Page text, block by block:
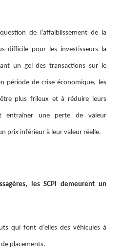
de l’affaiblissement de la
difficile pour les investisseurs la
un gel des transactions sur le
période de crise économique, les
plus frileux et à réduire leurs
entraîner une perte de valeur
prix inférieur à leur valeur réelle.
les SCPI demeurent un
qui font d’elles des véhicules à
placements.